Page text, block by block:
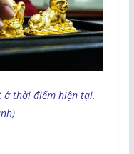
ở thời điểm hiện tại.